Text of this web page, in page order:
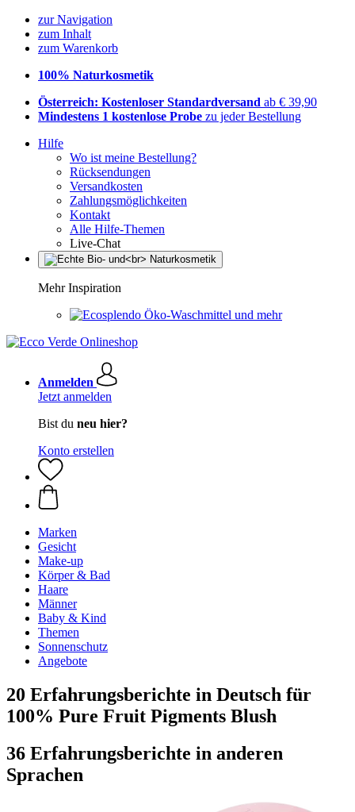
zur Navigation
zum Inhalt
zum Warenkorb
100% Naturkosmetik
Österreich: Kostenloser Standardversand ab € 39,90
Mindestens 1 kostenlose Probe zu jeder Bestellung
Hilfe
Wo ist meine Bestellung?
Rücksendungen
Versandkosten
Zahlungsmöglichkeiten
Kontakt
Alle Hilfe-Themen
Live-Chat
Mehr Inspiration
Öko-Waschmittel und mehr
Anmelden
Jetzt anmelden
Bist du neu hier?
Konto erstellen
Marken
Gesicht
Make-up
Körper & Bad
Haare
Männer
Baby & Kind
Themen
Sonnenschutz
Angebote
20 Erfahrungsberichte in Deutsch für
100% Pure Fruit Pigments Blush
36 Erfahrungsberichte in anderen
Sprachen